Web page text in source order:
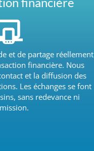
et de partage réellement
financière. Nous
et la diffusion des
Les échanges se font
sans redevance ni